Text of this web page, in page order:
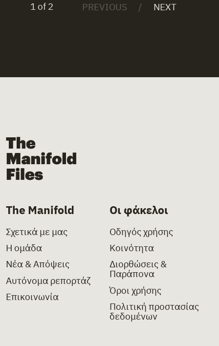
1 of 2
The Manifold Files
The Manifold
Σχετικά με μας
Η ομάδα
Νέα & Απόψεις
Αυτόνομα ρεπορτάζ
Επικοινωνία
Οι φάκελοι
Οδηγός χρήσης
Κοινότητα
Διορθώσεις &
Παράπονα
Όροι χρήσης
Πολιτική προστασίας
δεδομένων